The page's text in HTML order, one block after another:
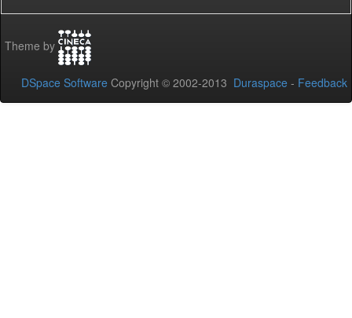
Theme by
DSpace Software Copyright © 2002-2013 Duraspace - Feedback